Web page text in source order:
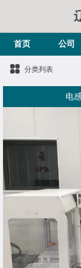
首页 公司
分类列表
电